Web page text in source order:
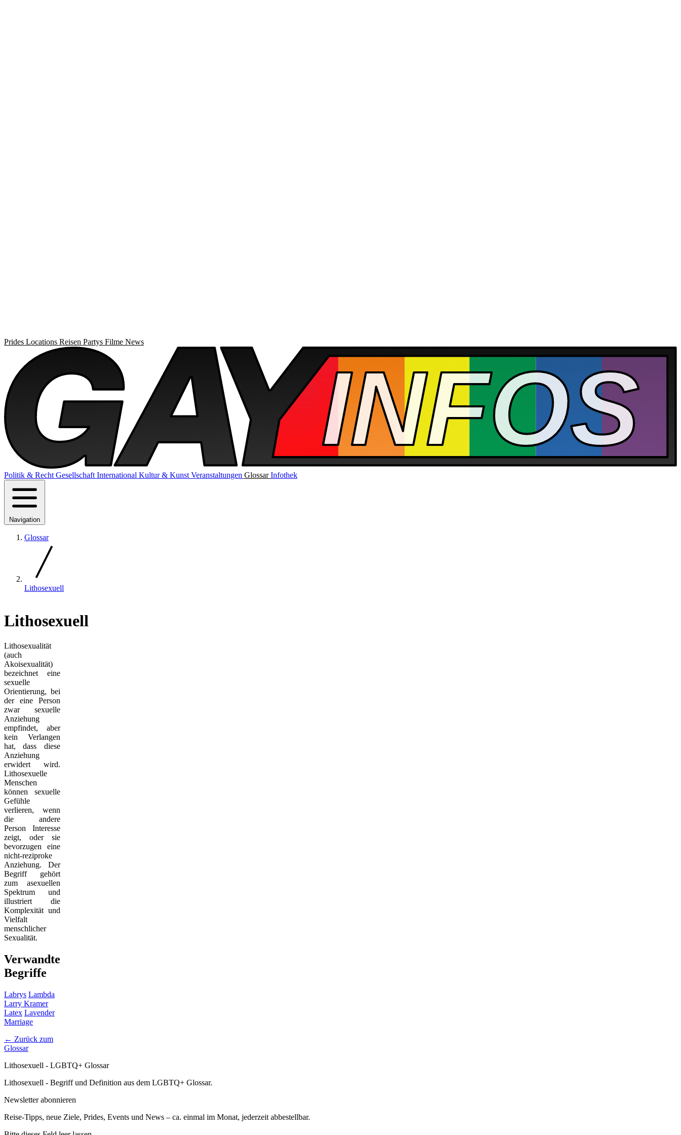
Prides Locations Reisen Partys Filme News
Politik & Recht Gesellschaft International Kultur & Kunst Veranstaltungen GlossarInfothek
Navigation
Glossar
Lithosexuell
Lithosexuell
Lithosexualität
(auch
Akoisexualität)
bezeichnet eine
sexuelle
Orientierung, bei
der eine Person
zwar sexuelle
Anziehung
empfindet, aber
kein Verlangen
hat, dass diese
Anziehung
erwidert wird.
Lithosexuelle
Menschen
können sexuelle
Gefühle
verlieren, wenn
die andere
Person Interesse
zeigt, oder sie
bevorzugen eine
nicht-reziproke
Anziehung. Der
Begriff gehört
zum asexuellen
Spektrum und
illustriert die
Komplexität und
Vielfalt
menschlicher
Sexualität.
Verwandte
Begriffe
Labrys Lambda
Larry Kramer
Latex Lavender
Marriage
← Zurück zum
Glossar
Lithosexuell - LGBTQ+ Glossar
Lithosexuell - Begriff und Definition aus dem LGBTQ+ Glossar.
Newsletter abonnieren
Reise-Tipps, neue Ziele, Prides, Events und News – ca. einmal im Monat, jederzeit abbestellbar.